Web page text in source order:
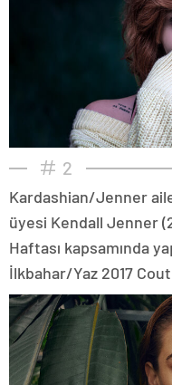
2
Kardashian/Jenner
üyesi Kendall Jenner
Haftası kapsamında
İlkbahar/Yaz 2017